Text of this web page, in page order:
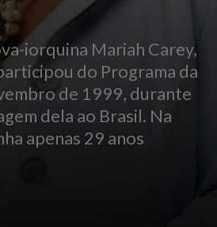
iorquina Mariah Carey,
do Programa da
de 1999, durante
dela ao Brasil. Na
apenas 29 anos